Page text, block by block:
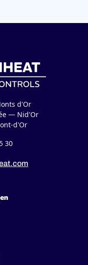
d'Or
— Nid'Or
d'Or
30